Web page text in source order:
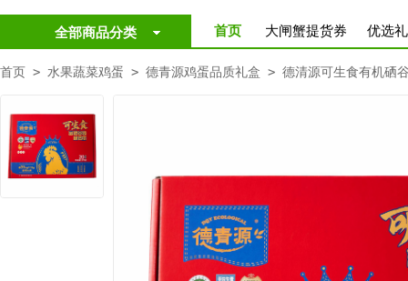
全部商品分类 首页 大闸蟹提货券 优选
首页 > 水果蔬菜鸡蛋 > 德青源鸡蛋品质礼盒 > 德清源可生食有机硒